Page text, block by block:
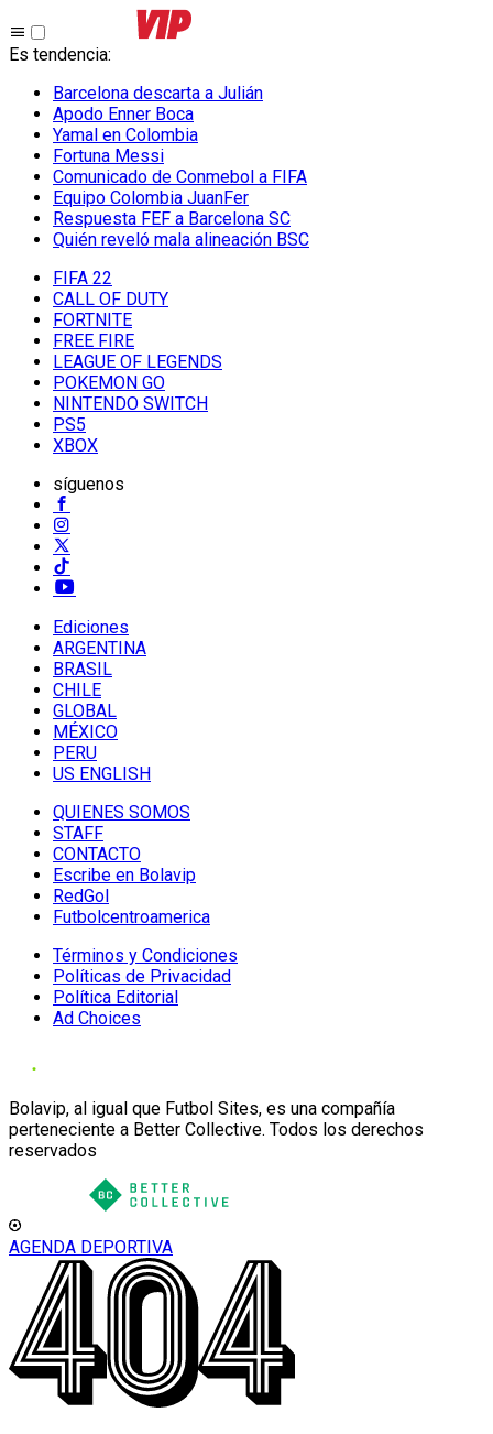
Es tendencia:
Barcelona descarta a Julián
Apodo Enner Boca
Yamal en Colombia
Fortuna Messi
Comunicado de Conmebol a FIFA
Equipo Colombia JuanFer
Respuesta FEF a Barcelona SC
Quién reveló mala alineación BSC
FIFA 22
CALL OF DUTY
FORTNITE
FREE FIRE
LEAGUE OF LEGENDS
POKEMON GO
NINTENDO SWITCH
PS5
XBOX
síguenos
Ediciones
ARGENTINA
BRASIL
CHILE
GLOBAL
MÉXICO
PERU
US ENGLISH
QUIENES SOMOS
STAFF
CONTACTO
Escribe en Bolavip
RedGol
Futbolcentroamerica
Términos y Condiciones
Políticas de Privacidad
Política Editorial
Ad Choices
Bolavip, al igual que Futbol Sites, es una compañía
perteneciente a Better Collective. Todos los derechos
reservados
AGENDA DEPORTIVA